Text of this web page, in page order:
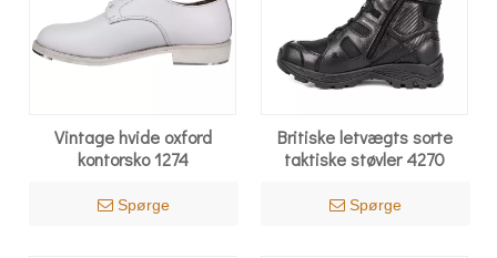
Vintage hvide oxford
kontorsko 1274
Spørge
Britiske letvægts sorte
taktiske støvler 4270
Spørge